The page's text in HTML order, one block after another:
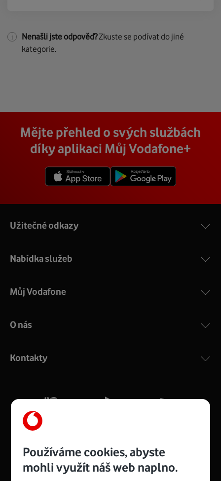
Nenašli jste odpověď?Zkuste se podívat do jiné
kategorie.
Mějte přehled o svých službách
díky aplikaci Můj Vodafone+
Užitečné odkazy
Nabídka služeb
Můj Vodafone
O nás
Kontakty
Používáme cookies, abyste
mohli využít náš web naplno.